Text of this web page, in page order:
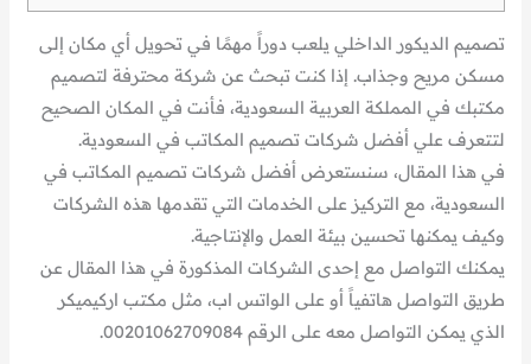
تصميم الديكور الداخلي يلعب دوراً مهمًا في تحويل أي مكان إلى
مسكن مريح وجذاب. إذا كنت تبحث عن شركة محترفة لتصميم
مكتبك في المملكة العربية السعودية، فأنت في المكان الصحيح
لتتعرف علي أفضل شركات تصميم المكاتب في السعودية.
في هذا المقال، سنستعرض أفضل شركات تصميم المكاتب في
السعودية، مع التركيز على الخدمات التي تقدمها هذه الشركات
وكيف يمكنها تحسين بيئة العمل والإنتاجية.
يمكنك التواصل مع إحدى الشركات المذكورة في هذا المقال عن
طريق التواصل هاتفياً أو على الواتس اب، مثل مكتب اركيميكر
الذي يمكن التواصل معه على الرقم 00201062709084.